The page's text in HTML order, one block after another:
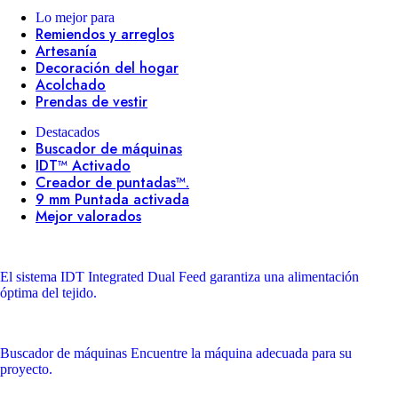
Lo mejor para
Remiendos y arreglos
Artesanía
Decoración del hogar
Acolchado
Prendas de vestir
Destacados
Buscador de máquinas
IDT™ Activado
Creador de puntadas™.
9 mm Puntada activada
Mejor valorados
El sistema IDT Integrated Dual Feed garantiza una alimentación
óptima del tejido.
Buscador de máquinas Encuentre la máquina adecuada para su
proyecto.